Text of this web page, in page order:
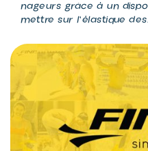
nageurs grâce à un
mettre sur l'élastique